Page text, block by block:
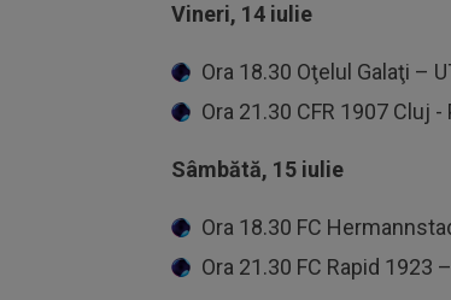
Vineri, 14 iulie
Ora 18.30 Oţelul Galaţi –
Ora 21.30 CFR 1907 Cluj
Sâmbătă, 15 iulie
Ora 18.30 FC
Ora 21.30 FC Rapid 1923